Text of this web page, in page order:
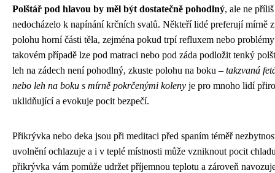
Polštář pod hlavou by měl být dostatečně pohodlný, ale ne
nedocházelo k napínání krčních svalů. Někteří lidé preferují mírně
polohu horní části těla, zejména pokud trpí refluxem nebo
takovém případě lze pod matraci nebo pod záda podložit tenký
leh na zádech není pohodlný, zkuste polohu na boku – takzvaná
nebo leh na boku s mírně pokrčenými koleny je pro mnoho lidí
uklidňující a evokuje pocit bezpečí.
Přikrývka nebo deka jsou při meditaci před spaním téměř
uvolnění ochlazuje a i v teplé místnosti může vzniknout pocit
přikrývka vám pomůže udržet příjemnou teplotu a zároveň